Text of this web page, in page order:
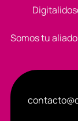
Somos tu